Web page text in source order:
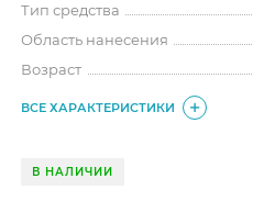
Тип средства
Область нанесения
Возраст
ВСЕ ХАРАКТЕРИСТИКИ
В НАЛИЧИИ